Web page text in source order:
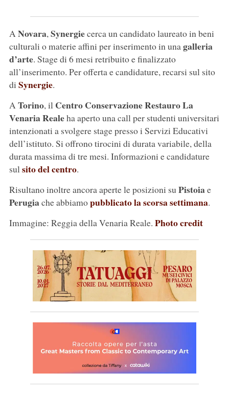
ANovara,Synergiecerca un candidato laureato in beni
culturali o materie affini per inserimento in unagalleria
d’arte. Stage di 6 mesi retribuito e finalizzato
all’inserimento. Per offerta e candidature, recarsi sul sito
di Synergie.
ATorino, il Centro Conservazione Restauro La
Venaria Realeha aperto una call per studenti universitari
intenzionati a svolgere stage presso i Servizi Educativi
dell’istituto. Si offrono tirocini di durata variabile, della
durata massima di tre mesi. Informazioni e candidature
sulsito del centro.
Risultano inoltre ancora aperte le posizioni suPistoiae
Perugiache abbiamopubblicato la scorsa settimana.
Immagine: Reggia della Venaria Reale. Photo credit